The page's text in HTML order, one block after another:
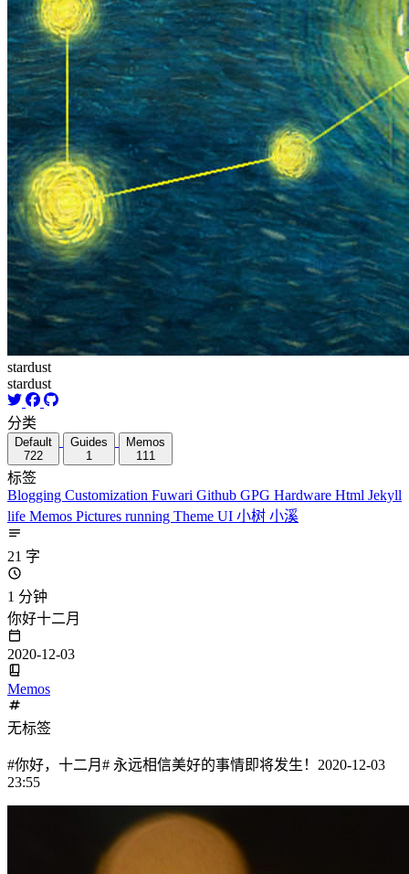
stardust
stardust
分类
Default
722
Guides
1
Memos
111
标签
Blogging Customization Fuwari Github GPG Hardware Html Jekyll
life Memos Pictures running Theme UI 小树 小溪
21 字
1 分钟
你好十二月
2020-12-03
Memos
无标签
#你好，十二月# 永远相信美好的事情即将发生！2020-12-03
23:55